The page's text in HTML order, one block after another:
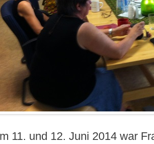
11. und 12. Juni 2014 war